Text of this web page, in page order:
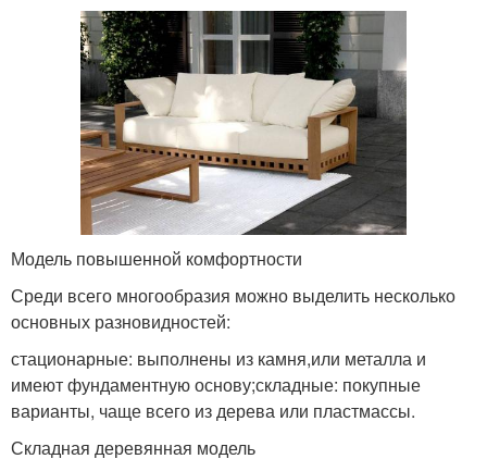
Модель повышенной комфортности
Среди всего многообразия можно выделить несколько
основных разновидностей:
стационарные: выполнены из камня,или металла и
имеют фундаментную основу;складные: покупные
варианты, чаще всего из дерева или пластмассы.
Складная деревянная модель